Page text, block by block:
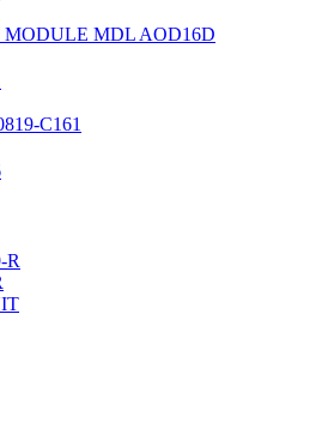
MODULE MDL AOD16D
C161